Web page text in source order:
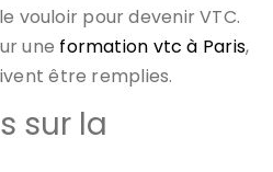
vouloir pour devenir VTC.
une formation vtc à Paris,
être remplies.
sur la